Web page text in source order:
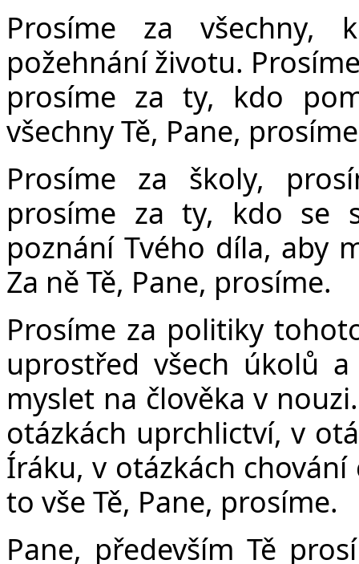
Prosíme za všechny,
požehnání životu.
prosíme za ty, kdo
všechny Tě, Pane,
Prosíme za školy,
prosíme za ty, kdo se
poznání Tvého díla, aby
Za ně Tě, Pane, prosíme.
Prosíme za politiky
uprostřed všech úkolů
myslet na člověka v
otázkách uprchlictví, v
Íráku, v otázkách
to vše Tě, Pane, prosíme.
Pane, především Tě